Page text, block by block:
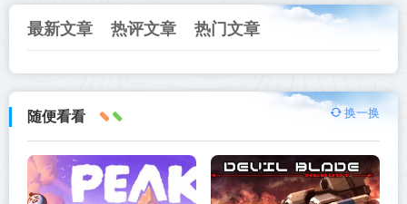
最新文章 热评文章 热门文章
随便看看 换一换